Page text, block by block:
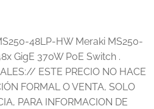
48LP-HW Meraki MS250-
GigE 370W PoE Switch .
ESTE PRECIO NO HACE
FORMAL O VENTA, SOLO
PARA INFORMACION DE